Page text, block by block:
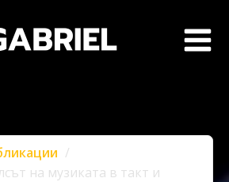
на музиката в такт и